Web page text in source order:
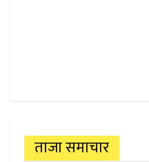
ताजा समाचार